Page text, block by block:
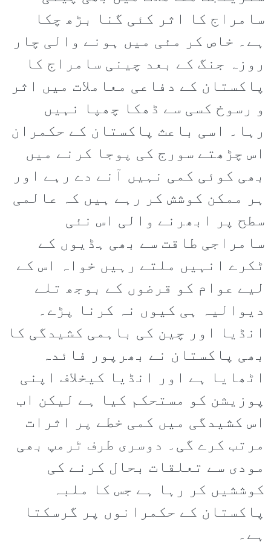
سامراج کا اثر کئی گنا بڑھ چکا
ہے۔ خاص کر مئی میں ہونے والی چار
روزہ جنگ کے بعد چینی سامراج کا
پاکستان کے دفاعی معاملات میں اثر
و رسوخ کسی سے ڈھکا چھپا نہیں
رہا۔ اسی باعث پاکستان کے حکمران
اس چڑھتے سورج کی پوجا کرنے میں
بھی کوئی کمی نہیں آنے دے رہے اور
ہر ممکن کوشش کر رہے ہیں کہ عالمی
سطح پر ابھرنے والی اس نئی
سامراجی طاقت سے بھی ہڈیوں کے
ٹکرے انہیں ملتے رہیں خواہ اس کے
لیے عوام کو قرضوں کے بوجھ تلے
دیوالیہ ہی کیوں نہ کرنا پڑے۔
انڈیا اور چین کی باہمی کشیدگی کا
بھی پاکستان نے بھرپور فائدہ
اٹھایا ہے اور انڈیا کیخلاف اپنی
پوزیشن کو مستحکم کیا ہے لیکن اب
اس کشیدگی میں کمی خطے پر اثرات
مرتب کرے گی۔ دوسری طرف ٹرمپ بھی
مودی سے تعلقات بحال کرنے کی
کوششیں کر رہا ہے جس کا ملبہ
پاکستان کے حکمرانوں پر گرسکتا
ہے۔